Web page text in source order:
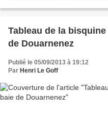
Tableau de la
de Douarnenez
Publié le 05/09/2013 à 19:12
Par Henri Le Goff